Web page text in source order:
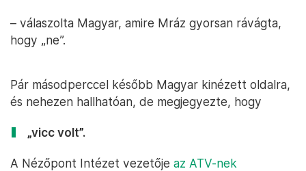
– válaszolta Magyar, amire Mráz gyorsan rávágta,
hogy „ne”.
Pár másodperccel később Magyar kinézett oldalra,
és nehezen hallhatóan, de megjegyezte, hogy
„vicc volt”.
A Nézőpont Intézet vezetője az ATV-nek